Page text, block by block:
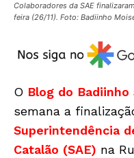
Colaboradores da SAE
feira (26/11). Foto: Badiinho
O Blog do Badiinho
semana a
Superintendência
Catalão (SAE) na